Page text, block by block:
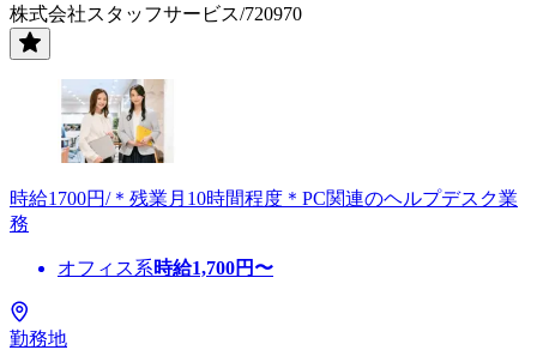
株式会社スタッフサービス/720970
時給1700円/＊残業月10時間程度＊PC関連のヘルプデスク業
務
オフィス系時給1,700円〜
勤務地